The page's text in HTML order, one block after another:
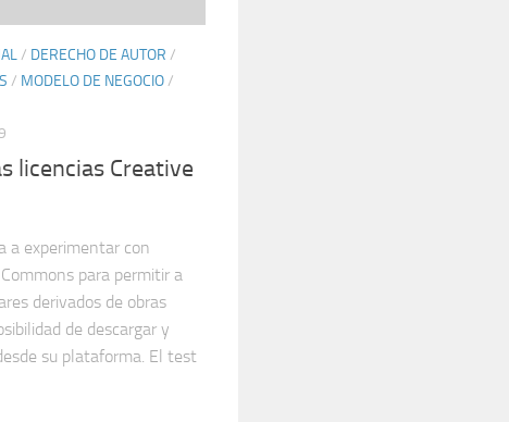
/ DERECHO DE AUTOR /
/ MODELO DE NEGOCIO/
licencias Creative
a experimentar con
para permitir a
derivados de obras
de descargar y
su plataforma. El test